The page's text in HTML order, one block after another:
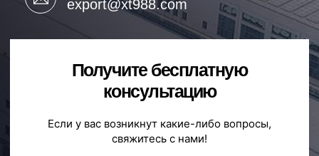
export@xt988.com
Получите бесплатную
консультацию
Если у вас возникнут какие-либо вопросы,
свяжитесь с нами!